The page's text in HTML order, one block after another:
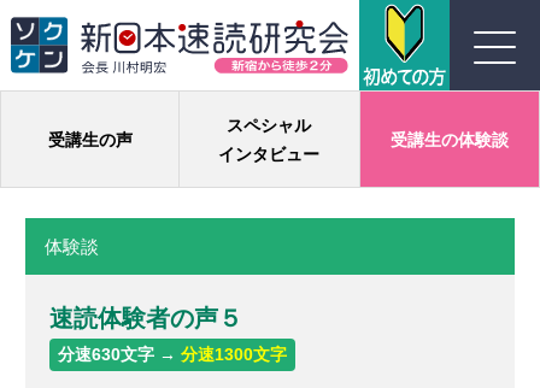
川村式ジョイント速読とは
コース紹介
よくある質問
受講生の声
スペシャル
インタビュー
受講生の体験談
体験談
速読体験者の声５
分速630文字 → 分速1300文字